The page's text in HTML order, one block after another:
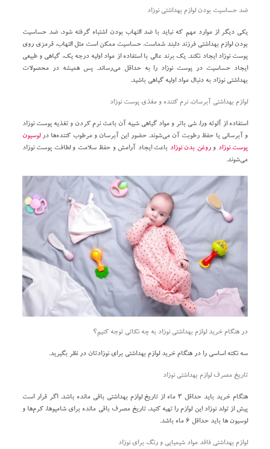
ضد حساسیت بودن لوازم بهداشتی نوزاد
یکی دیگر از موارد مهم که نباید با ضد التهاب بودن اشتباه گرفته شود، ضد حساسیت
بودن لوازم بهداشتی فرزند دلبند شماست. حساسیت ممکن است مثل التهاب، قرمزی روی
پوست نوزاد ایجاد نکند. یک برند عالی با استفاده از مواد اولیه درجه یک، گیاهی و طبیعی
ایجاد حساسیت در پوست نوزاد را به حداقل می‌رساند. پس همیشه در محصولات
بهداشتی نوزاد به دنبال مواد اولیه گیاهی باشید.
لوازم بهداشتی آبرسان، نرم کننده و مغذی پوست نوزاد
استفاده از آلوئه ورا، شی باتر و مواد گیاهی شبیه آن باعث نرم کردن و تغذیه پوست نوزاد
و آبرسانی یا حفظ رطوبت آن می‌شوند. حضور این آبرسان و مرطوب کننده‌ها درلوسیون
پوست نوزاد وروغن بدن نوزاد باعث ایجاد آرامش و حفظ سلامت و لطافت پوست نوزاد
می‌شوند.
در هنگام خرید لوازم بهداشتی نوزاد به چه نکاتی توجه کنیم؟
سه نکته اساسی را در هنگام خرید لوازم بهداشتی برای نوزادتان در نظر بگیرید.
تاریخ مصرف لوازم بهداشتی نوزاد
هنگام خرید باید حداقل ۳ ماه از تاریخ لوازم بهداشتی باقی مانده باشد. اگر قرار است
پیش از تولد نوزاد این لوازم را تهیه کنید، تاریخ مصرف باقی مانده برای شامپوها، کرم‌ها و
لوسیون ها باید حداقل ۶ ماه باشد.
لوازم بهداشتی فاقد مواد شیمیایی و رنگ برای نوزاد